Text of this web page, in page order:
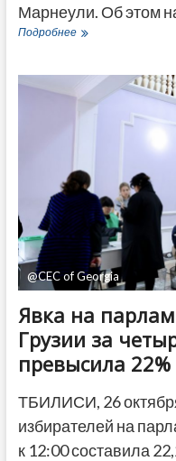
Марнеули. Об этом
ПодробнееМассовый
в
Марнеули
@CEC of Georgia
Явка на
Грузии за
превысила 22%
ТБИЛИСИ, 26
избирателей на
к 12:00 составила